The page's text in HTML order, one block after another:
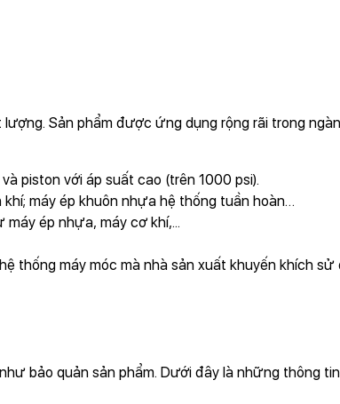
Sản phẩm được ứng dụng rộng rãi trong
piston với áp suất cao (trên 1000 psi).
máy ép khuôn nhựa hệ thống tuần hoàn…
ép nhựa, máy cơ khí,...
thống máy móc mà nhà sản xuất khuyến khích sử
bảo quản sản phẩm. Dưới đây là những thông